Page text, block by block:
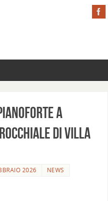
a
di VILLA
2026 NEWS